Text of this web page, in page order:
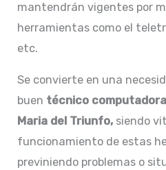
mantendrán vigentes por
herramientas como el
etc.
Se convierte en una
buen técnico
Maria del Triunfo, siendo
funcionamiento de estas
previniendo problemas o